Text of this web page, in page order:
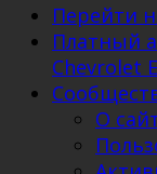
Перейти
Платный
Chevrolet
О